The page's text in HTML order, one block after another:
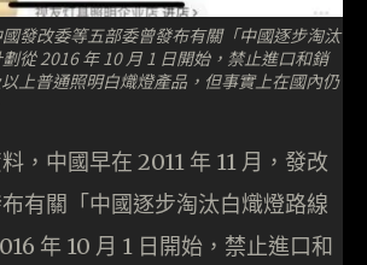
發改委等五部委曾發布有關「中國逐步淘汰
從 2016 年 10 月 1 日開始，禁止進口和銷
上普通照明白熾燈產品，但事實上在國內仍
，中國早在 2011 年 11 月，發改
有關「中國逐步淘汰白熾燈路線
年 10 月 1 日開始，禁止進口和